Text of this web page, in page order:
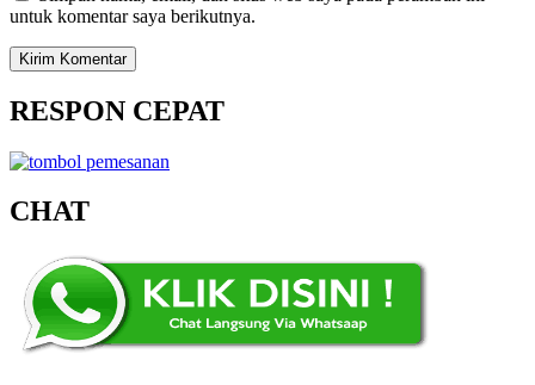
untuk komentar saya berikutnya.
RESPON CEPAT
CHAT